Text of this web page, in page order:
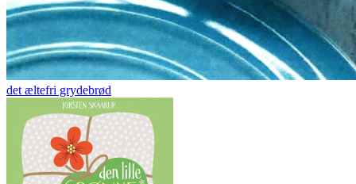
det æltefri grydebrød